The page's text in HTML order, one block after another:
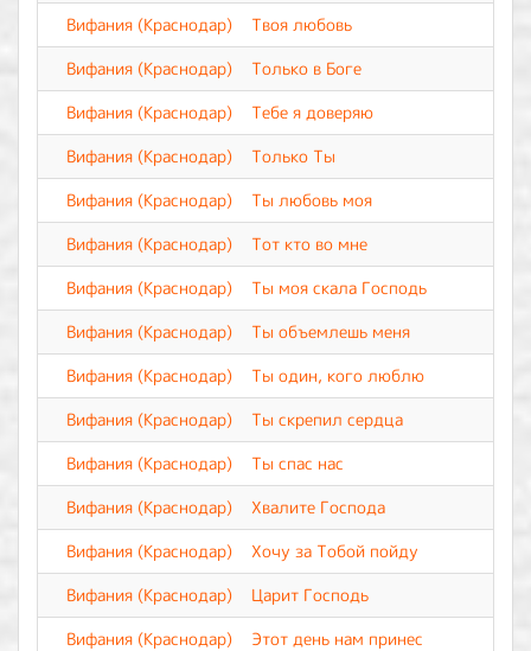
Вифания (Краснодар)
Твоя любовь
Вифания (Краснодар)
Только в Боге
Вифания (Краснодар)
Тебе я доверяю
Вифания (Краснодар)
Только Ты
Вифания (Краснодар)
Ты любовь моя
Вифания (Краснодар)
Тот кто во мне
Вифания (Краснодар)
Ты моя скала Господь
Вифания (Краснодар)
Ты объемлешь меня
Вифания (Краснодар)
Ты один, кого люблю
Вифания (Краснодар)
Ты скрепил сердца
Вифания (Краснодар)
Ты спас нас
Вифания (Краснодар)
Хвалите Господа
Вифания (Краснодар)
Хочу за Тобой пойду
Вифания (Краснодар)
Царит Господь
Вифания (Краснодар)
Этот день нам принес